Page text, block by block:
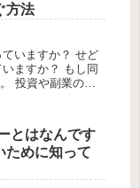
方法
いますか？ せど
ますか？ もし同
とはなんです
ために知って